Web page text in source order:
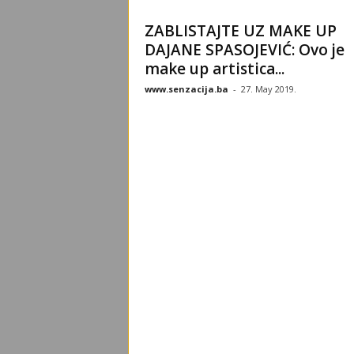
ZABLISTAJTE UZ MAKE UP
DAJANE SPASOJEVIĆ: Ovo je
make up artistica...
www.senzacija.ba - 27. May 2019.